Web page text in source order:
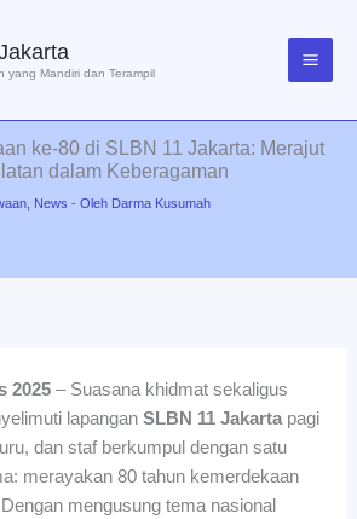
yang Mandiri dan Terampil
ke-80 di SLBN 11 Jakarta: Merajut
dalam Keberagaman
, News - Oleh Darma Kusumah
2025 – Suasana khidmat sekaligus
lapanganSLBN 11 Jakartapagi
dan staf berkumpul dengan satu
merayakan 80 tahun kemerdekaan
mengusung tema nasional